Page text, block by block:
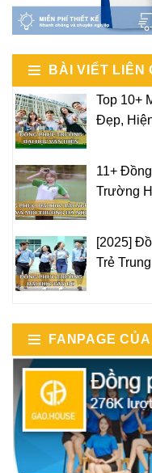
BÀI VIẾT LIÊN
Top 10+
Đẹp,
11+
Trường
[2025]
Trẻ
FANPAGE